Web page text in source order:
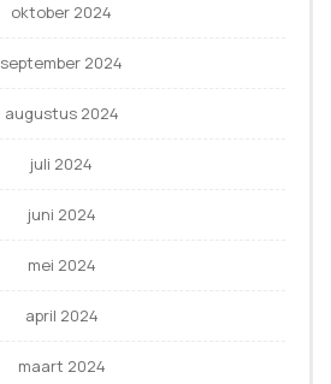
oktober 2024
september 2024
augustus 2024
juli 2024
juni 2024
mei 2024
april 2024
maart 2024